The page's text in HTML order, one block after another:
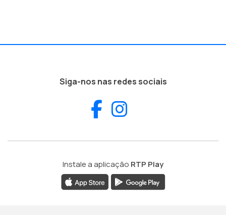
Siga-nos nas redes sociais
Facebook
Instale a aplicação RTP Play